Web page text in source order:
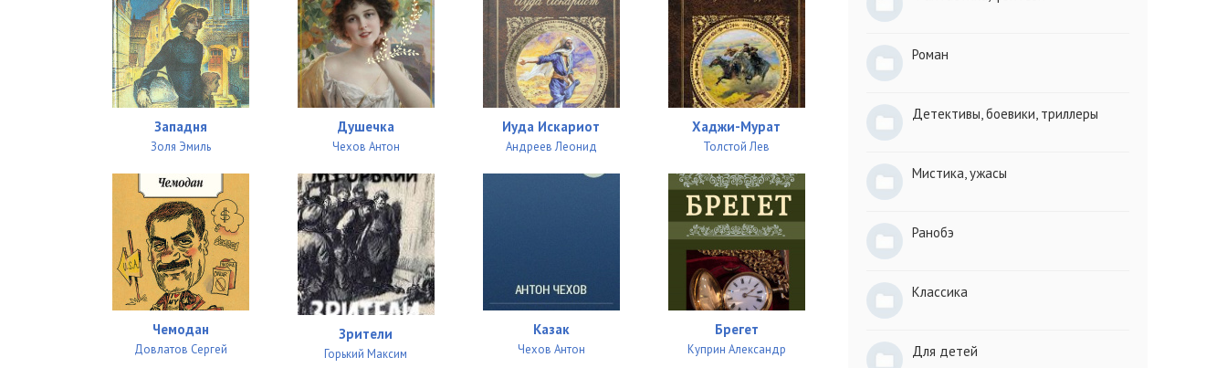
Западня
Золя Эмиль
Душечка
Чехов Антон
Иуда Искариот
Андреев Леонид
Хаджи-Мурат
Толстой Лев
Чемодан
Довлатов Сергей
Зрители
Горький Максим
Казак
Чехов Антон
Брегет
Куприн Александр
Роман
Детективы, боевики, триллеры
Мистика, ужасы
Ранобэ
Классика
Для детей